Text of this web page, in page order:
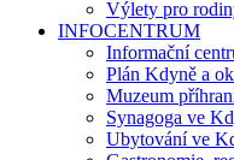
Výlety pro
INFOCENTRUM
Informační
Plán Kdyně a
Muzeum
Synagoga ve
Ubytování ve